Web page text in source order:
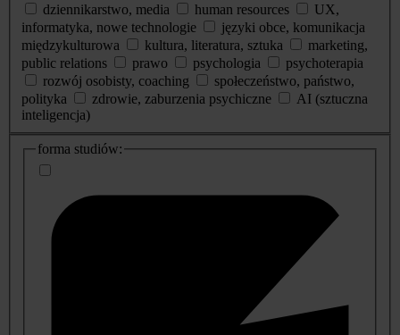
dziennikarstwo, media
human resources
UX,
informatyka, nowe technologie
języki obce, komunikacja
międzykulturowa
kultura, literatura, sztuka
marketing,
public relations
prawo psychologia
psychoterapia
rozwój osobisty, coaching
społeczeństwo, państwo,
polityka
zdrowie, zaburzenia psychiczne
AI (sztuczna
inteligencja)
dodatkowe
informacje
forma studiów: